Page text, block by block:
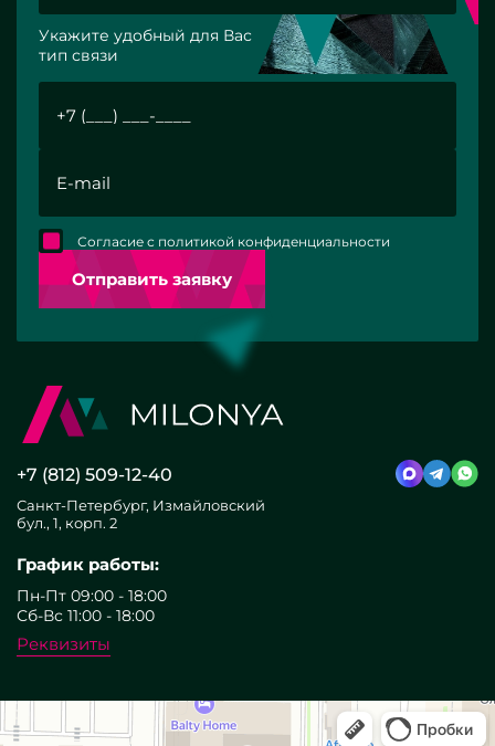
Укажите удобный для Вас
тип связи
Отправить заявку
Согласие с политикой конфиденциальности
+7 (812) 509-12-40
Санкт-Петербург, Измайловский
бул., 1, корп. 2
График работы:
Пн-Пт 09:00 - 18:00
Сб-Вс 11:00 - 18:00
Реквизиты